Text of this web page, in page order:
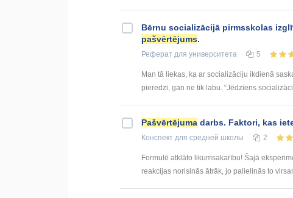
Bērnu socializācijā pirmsskolas
pašvērtējums.
Реферат для университета 5
Man tā liekas, ka ar socializāciju ikdienā
pieredzi, gan ne tik labu. “Jēdziens
Pašvērtējuma darbs. Faktori, kas
Конспект для средней школы 2
Formulē atklāto likumsakarību! Šajā
reakcijas norisinās ātrāk, jo palielinās to